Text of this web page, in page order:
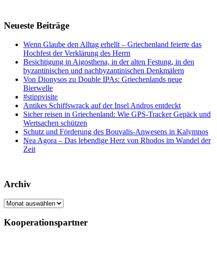
Neueste Beiträge
Wenn Glaube den Alltag erhellt – Griechenland feierte das
Hochfest der Verklärung des Herrn
Besichtigung in Aigosthena, in der alten Festung, in den
byzantinischen und nachbyzantinischen Denkmälern
Von Dionysos zu Double IPAs: Griechenlands neue
Bierwelle
#stippvisite
Antikes Schiffswrack auf der Insel Andros entdeckt
Sicher reisen in Griechenland: Wie GPS-Tracker Gepäck und
Wertsachen schützen
Schutz und Förderung des Bouvalis-Anwesens in Kalymnos
Nea Agora – Das lebendige Herz von Rhodos im Wandel der
Zeit
Archiv
Archiv
Kooperationspartner